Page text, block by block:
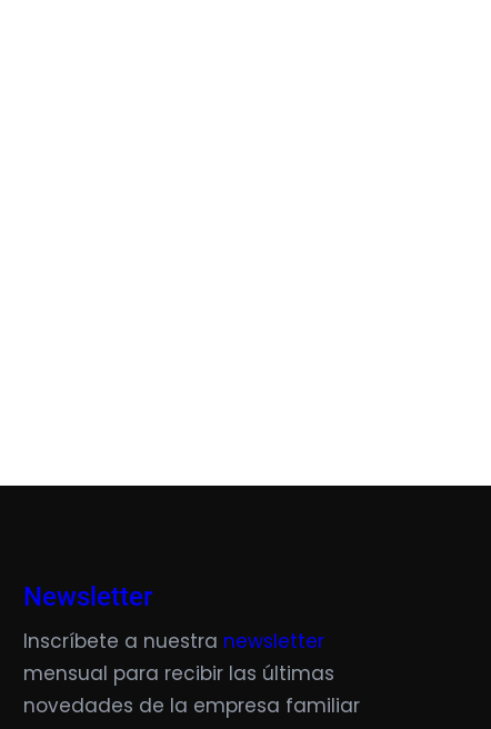
Newsletter
Inscríbete a nuestra newsletter
mensual para recibir las últimas
novedades de la empresa familiar